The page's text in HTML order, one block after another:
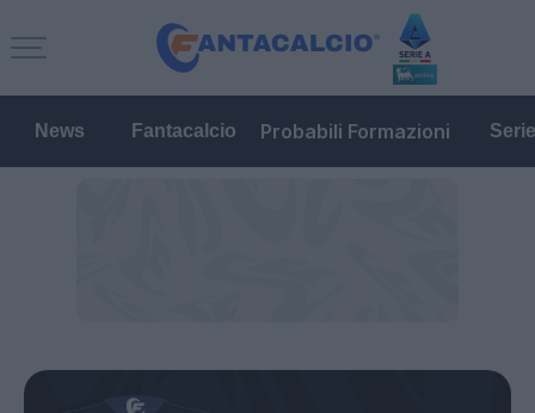
News Fantacalcio Probabili Formazioni